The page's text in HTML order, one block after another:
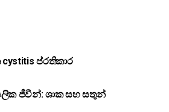
ප්රතිකාර
ජීවීන්: ශාක සහ සතුන්